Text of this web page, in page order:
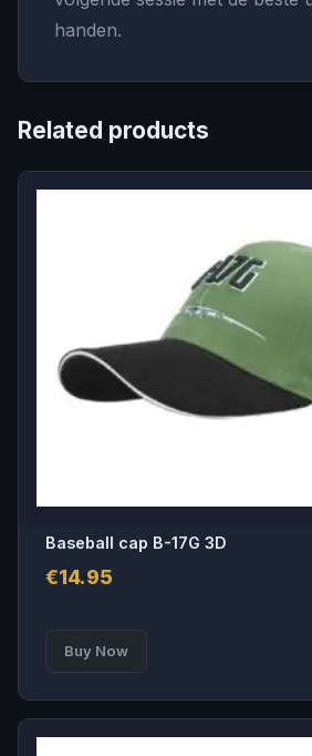
handen.
Related products
Baseball cap B-17G 3D
€14.95
Buy Now